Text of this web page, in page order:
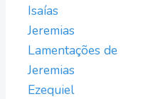
Isaías
Jeremias
Lamentações de
Jeremias
Ezequiel